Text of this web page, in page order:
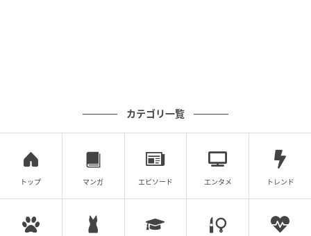
次の話を読む
第21話
合った結果
春乃おはな
全話一覧を見る
カテゴリ一覧
トップ マンガ エピソード エンタメ トレンド